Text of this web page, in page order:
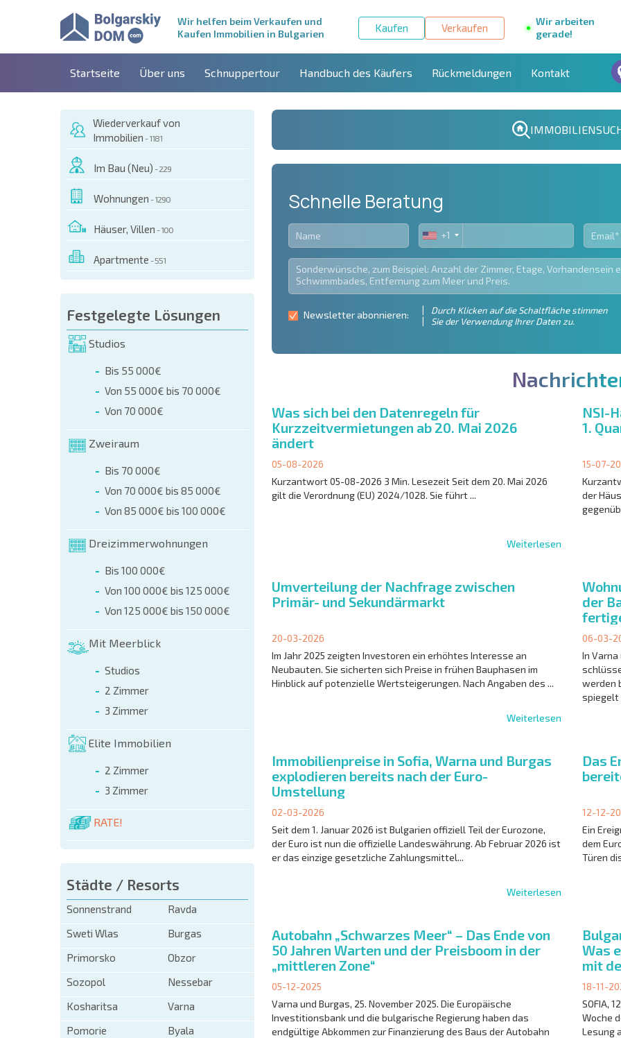
Wir helfen beim Verkaufen und
Kaufen Immobilien in Bulgarien
Kaufen Verkaufen
Wir arbeiten
gerade!
Startseite Über uns Schnuppertour Handbuch des Käufers Rückmeldungen Kontakt
Wiederverkauf von
Immobilien - 1181
Im Bau (Neu) - 229
Wohnungen - 1290
Häuser, Villen - 100
Apartmente - 551
Festgelegte Lösungen
Studios
Bis 55 000€
Von 55 000€ bis 70 000€
Von 70 000€
Zweiraum
Bis 70 000€
Von 70 000€ bis 85 000€
Von 85 000€ bis 100 000€
Dreizimmerwohnungen
Bis 100 000€
Von 100 000€ bis 125 000€
Von 125 000€ bis 150 000€
Mit Meerblick
Studios
2 Zimmer
3 Zimmer
Elite Immobilien
2 Zimmer
3 Zimmer
RATE!
Städte / Resorts
Sonnenstrand
Ravda
Sweti Wlas
Burgas
Primorsko
Obzor
Sozopol
Nessebar
Kosharitsa
Varna
Pomorie
Byala
Schnelle Beratung
United
+1
+1
Newsletter abonnieren:
Durch Klicken auf die Schaltfläche stimmen
Sie der Verwendung Ihrer Daten zu.
Nachrichte
Was sich bei den Datenregeln für
Kurzzeitvermietungen ab 20. Mai 2026
ändert
05-08-2026
Kurzantwort 05-08-2026 3 Min. Lesezeit Seit dem 20. Mai 2026
gilt die Verordnung (EU) 2024/1028. Sie führt ...
Weiterlesen
NSI-
1.
15-07-
der
Umverteilung der Nachfrage zwischen
Primär- und Sekundärmarkt
20-03-2026
Im Jahr 2025 zeigten Investoren ein erhöhtes Interesse an
Neubauten. Sie sicherten sich Preise in frühen Bauphasen im
Hinblick auf potenzielle Wertsteigerungen. Nach Angaben des ...
Weiterlesen
der
06-03-
In
werden
spiegelt
Immobilienpreise in Sofia, Warna und Burgas
explodieren bereits nach der Euro-
Umstellung
02-03-2026
Seit dem 1. Januar 2026 ist Bulgarien offiziell Teil der Eurozone,
der Euro ist nun die offizielle Landeswährung. Ab Februar 2026 ist
er das einzige gesetzliche Zahlungsmittel...
Weiterlesen
Das
12-12-
Ein
dem
Türen
Autobahn „Schwarzes Meer“ – Das Ende von
50 Jahren Warten und der Preisboom in der
„mittleren Zone“
05-12-2025
Varna und Burgas, 25. November 2025. Die Europäische
Investitionsbank und die bulgarische Regierung haben das
endgültige Abkommen zur Finanzierung des Baus der Autobahn
Was
mit
18-11-
SOFIA,
Woche
Lesung